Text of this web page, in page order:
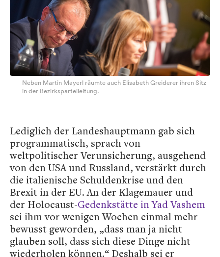
Neben Martin Mayerl räumte auch Elisabeth Greiderer ihren Sitz
in der Bezirksparteileitung.
Lediglich der Landeshauptmann gab sich
programmatisch, sprach von
weltpolitischer Verunsicherung, ausgehend
von den USA und Russland, verstärkt durch
die italienische Schuldenkrise und den
Brexit in der EU. An der Klagemauer und
der Holocaust-Gedenkstätte in Yad Vashem
sei ihm vor wenigen Wochen einmal mehr
bewusst geworden, „dass man ja nicht
glauben soll, dass sich diese Dinge nicht
wiederholen können.“ Deshalb sei er